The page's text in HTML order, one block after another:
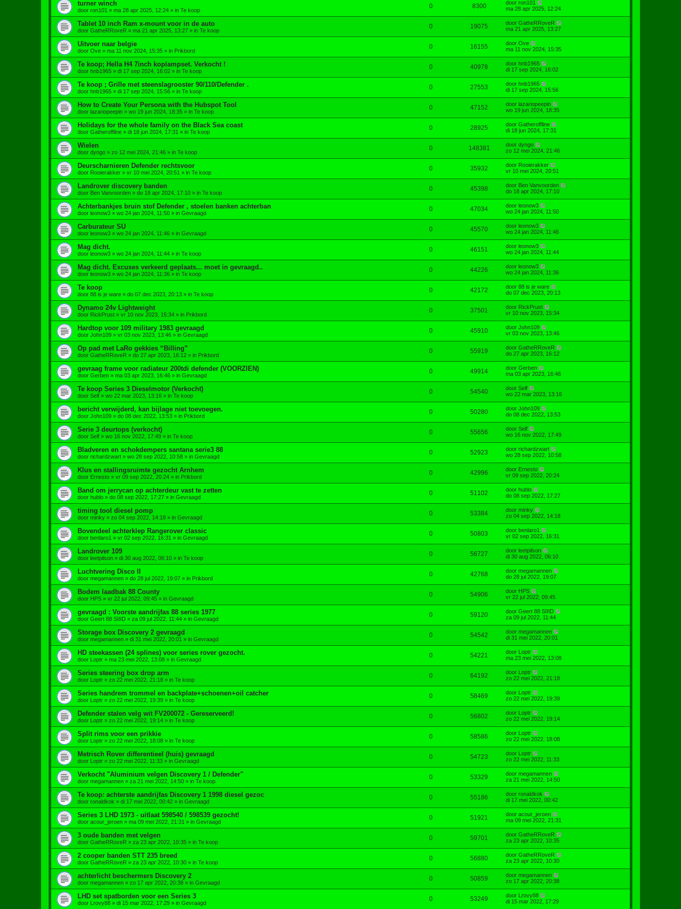
turner winch
door ron101 » ma 28 apr 2025, 12:24 » in Te koop
0 8300 door ron101
ma 28 apr 2025, 12:24
Tablet 10 inch Ram x-mount voor in de auto
door GatheRRoveR » ma 21 apr 2025, 13:27 » in Te koop
0 19075 door GatheRRoveR
ma 21 apr 2025, 13:27
Uitvoer naar belgie
door Ove » ma 11 nov 2024, 15:35 » in Prikbord
0 16155 door Ove
ma 11 nov 2024, 15:35
Te koop; Hella H4 7inch koplampset. Verkocht !
door hnb1965 » di 17 sep 2024, 16:02 » in Te koop
0 40978 door hnb1965
di 17 sep 2024, 16:02
Te koop ; Grille met steenslagrooster 90/110/Defender .
door hnb1965 » di 17 sep 2024, 15:56 » in Te koop
0 27553 door hnb1965
di 17 sep 2024, 15:56
How to Create Your Persona with the Hubspot Tool
door lazariopeepin » wo 19 jun 2024, 18:35 » in Te koop
0 47152 door lazariopeepin
wo 19 jun 2024, 18:35
Holidays for the whole family on the Black Sea coast
door Gatheroffline » di 18 jun 2024, 17:31 » in Te koop
0 28925 door Gatheroffline
di 18 jun 2024, 17:31
Wielen
door dyngo » zo 12 mei 2024, 21:46 » in Te koop
0 148381 door dyngo
zo 12 mei 2024, 21:46
Deurscharnieren Defender rechtsvoor
door Rooierakker » vr 10 mei 2024, 20:51 » in Te koop
0 35932 door Rooierakker
vr 10 mei 2024, 20:51
Landrover discovery banden
door Ben Vanvoorden » do 18 apr 2024, 17:10 » in Te koop
0 45398 door Ben Vanvoorden
do 18 apr 2024, 17:10
Achterbankjes bruin stof Defender , stoelen banken achterban
door leonow3 » wo 24 jan 2024, 11:50 » in Gevraagd
0 47034 door leonow3
wo 24 jan 2024, 11:50
Carburateur SU
door leonow3 » wo 24 jan 2024, 11:46 » in Gevraagd
0 45570 door leonow3
wo 24 jan 2024, 11:46
Mag dicht.
door leonow3 » wo 24 jan 2024, 11:44 » in Te koop
0 46151 door leonow3
wo 24 jan 2024, 11:44
Mag dicht. Excuses verkeerd geplaats... moet in gevraagd..
door leonow3 » wo 24 jan 2024, 11:36 » in Te koop
0 44226 door leonow3
wo 24 jan 2024, 11:36
Te koop
door 88 is je ware » do 07 dec 2023, 20:13 » in Te koop
0 42172 door 88 is je ware
do 07 dec 2023, 20:13
Dynamo 24v Lightweight
door RickPrust » vr 10 nov 2023, 15:34 » in Prikbord
0 37501 door RickPrust
vr 10 nov 2023, 15:34
Hardtop voor 109 military 1983 gevraagd
door John109 » vr 03 nov 2023, 13:46 » in Gevraagd
0 45910 door John109
vr 03 nov 2023, 13:46
Op pad met LaRo gekkies “Billing”
door GatheRRoveR » do 27 apr 2023, 16:12 » in Prikbord
0 55919 door GatheRRoveR
do 27 apr 2023, 16:12
gevraag frame voor radiateur 200tdi defender (VOORZIEN)
door Gerben » ma 03 apr 2023, 16:46 » in Gevraagd
0 49914 door Gerben
ma 03 apr 2023, 16:46
Te koop Series 3 Dieselmotor (Verkocht)
door Self » wo 22 mar 2023, 13:16 » in Te koop
0 54540 door Self
wo 22 mar 2023, 13:16
bericht verwijderd, kan bijlage niet toevoegen.
door John109 » do 08 dec 2022, 13:53 » in Prikbord
0 50280 door John109
do 08 dec 2022, 13:53
Serie 3 deurtops (verkocht)
door Self » wo 16 nov 2022, 17:49 » in Te koop
0 55656 door Self
wo 16 nov 2022, 17:49
Bladveren en schokdempers santana serie3 88
door richardzwart » wo 28 sep 2022, 10:58 » in Gevraagd
0 52923 door richardzwart
wo 28 sep 2022, 10:58
Klus en stallingsruimte gezocht Arnhem
door Ernesto » vr 09 sep 2022, 20:24 » in Prikbord
0 42996 door Ernesto
vr 09 sep 2022, 20:24
Band om jerrycan op achterdeur vast te zetten
door hublo » do 08 sep 2022, 17:27 » in Gevraagd
0 51102 door hublo
do 08 sep 2022, 17:27
timing tool diesel pomp
door minky » zo 04 sep 2022, 14:18 » in Gevraagd
0 53384 door minky
zo 04 sep 2022, 14:18
Bovendeel achterklep Rangerover classic
door benlaro1 » vr 02 sep 2022, 16:31 » in Gevraagd
0 50803 door benlaro1
vr 02 sep 2022, 16:31
Landrover 109
door leetpilson » di 30 aug 2022, 06:10 » in Te koop
0 56727 door leetpilson
di 30 aug 2022, 06:10
Luchtvering Disco II
door megamannen » do 28 jul 2022, 19:07 » in Prikbord
0 42768 door megamannen
do 28 jul 2022, 19:07
Bodem laadbak 88 County
door HPS » vr 22 jul 2022, 09:45 » in Gevraagd
0 54906 door HPS
vr 22 jul 2022, 09:45
gevraagd : Voorste aandrijfas 88 series 1977
door Geert 88 SIIID » za 09 jul 2022, 11:44 » in Gevraagd
0 59120 door Geert 88 SIIID
za 09 jul 2022, 11:44
Storage box Discovery 2 gevraagd
door megamannen » di 31 mei 2022, 20:01 » in Gevraagd
0 54542 door megamannen
di 31 mei 2022, 20:01
HD steekassen (24 splines) voor series rover gezocht.
door Loptr » ma 23 mei 2022, 13:08 » in Gevraagd
0 54221 door Loptr
ma 23 mei 2022, 13:08
Series steering box drop arm
door Loptr » zo 22 mei 2022, 21:18 » in Te koop
0 64192 door Loptr
zo 22 mei 2022, 21:18
Series handrem trommel en backplate+schoenen+oil catcher
door Loptr » zo 22 mei 2022, 19:39 » in Te koop
0 58469 door Loptr
zo 22 mei 2022, 19:39
Defender stalen velg wit FV200072 - Gereserveerd!
door Loptr » zo 22 mei 2022, 19:14 » in Te koop
0 56802 door Loptr
zo 22 mei 2022, 19:14
Split rims voor een prikkie
door Loptr » zo 22 mei 2022, 18:08 » in Te koop
0 58586 door Loptr
zo 22 mei 2022, 18:08
Metrisch Rover differentieel (huis) gevraagd
door Loptr » zo 22 mei 2022, 11:33 » in Gevraagd
0 54723 door Loptr
zo 22 mei 2022, 11:33
Verkocht "Aluminium velgen Discovery 1 / Defender"
door megamannen » za 21 mei 2022, 14:50 » in Te koop
0 53329 door megamannen
za 21 mei 2022, 14:50
Te koop: achterste aandrijfas Discovery 1 1998 diesel gezoc
door ronaldkok » di 17 mei 2022, 00:42 » in Gevraagd
0 55186 door ronaldkok
di 17 mei 2022, 00:42
Series 3 LHD 1973 - uitlaat 598540 / 598539 gezocht!
door acour_jeroen » ma 09 mei 2022, 21:31 » in Gevraagd
0 51921 door acour_jeroen
ma 09 mei 2022, 21:31
3 oude banden met velgen
door GatheRRoveR » za 23 apr 2022, 10:35 » in Te koop
0 59701 door GatheRRoveR
za 23 apr 2022, 10:35
2 cooper banden STT 235 breed
door GatheRRoveR » za 23 apr 2022, 10:30 » in Te koop
0 56880 door GatheRRoveR
za 23 apr 2022, 10:30
achterlicht beschermers Discovery 2
door megamannen » zo 17 apr 2022, 20:38 » in Gevraagd
0 50859 door megamannen
zo 17 apr 2022, 20:38
LHD set spatborden voor een Series 3
door Lrovy88 » di 15 mar 2022, 17:29 » in Gevraagd
0 53249 door Lrovy88
di 15 mar 2022, 17:29